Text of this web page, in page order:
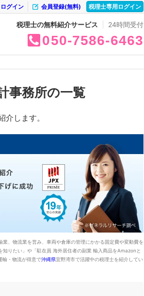
税理士専用ログイン
会員登録(無料)
ログイン
税理士の無料紹介サービス 24時間受付
050 7586 6463
事務所の一覧
します。
、物流業を営み、車両や倉庫の管理にかかる固定費や変動費を
りたい」や「駐在員 海外居住者の副業 輸入商品をAmazonと
輸・物流が得意で沖縄県宜野湾市で活躍中の税理士を紹介してい